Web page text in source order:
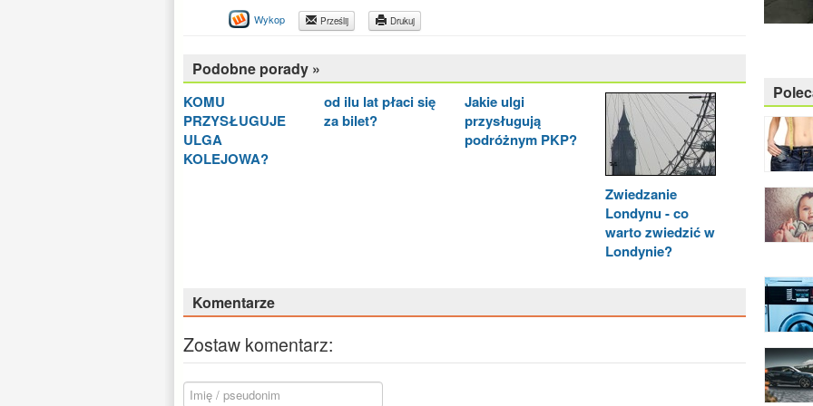
Wykop Prześlij Drukuj
Podobne porady »
KOMU
PRZYSŁUGUJE
ULGA
KOLEJOWA?
od ilu lat płaci się
za bilet?
Jakie ulgi
przysługują
podróżnym PKP?
Zwiedzanie
Londynu - co
warto zwiedzić w
Londynie?
Komentarze
Zostaw komentarz: